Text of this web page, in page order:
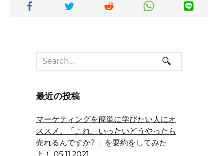
Search
for:
最近の投稿
マーケティングを簡単に学びたい人にオ
ススメ。「これ、いったいどうやったら
売れるんですか? 」を要約をしてみた